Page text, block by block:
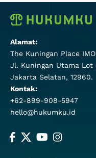
Alamat:
The Kuningan Place IMO
Jl. Kuningan Utama Lot
Jakarta Selatan, 12960.
Kontak:
+62-899-908-5947
hello@hukumku.id